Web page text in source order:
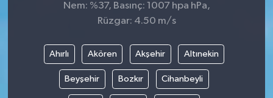
Nem: %37, Basınç: 1007 hpa hPa,
Rüzgar: 4.50 m/s
Ahırlı Akören Akşehir Altınekin
Beyşehir Bozkır Cihanbeyli